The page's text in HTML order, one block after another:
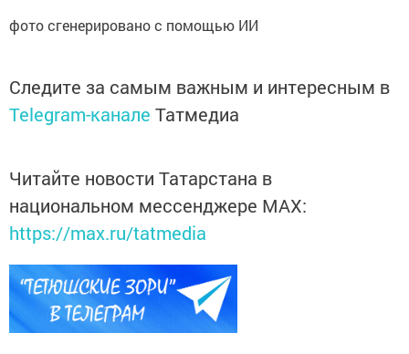
фото сгенерировано с помощью ИИ
Следите за самым важным и интересным в
Telegram-канале Татмедиа
Читайте новости Татарстана в
национальном мессенджере MАХ:
https://max.ru/tatmedia